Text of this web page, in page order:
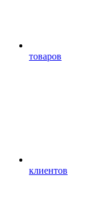
товаров
клиентов